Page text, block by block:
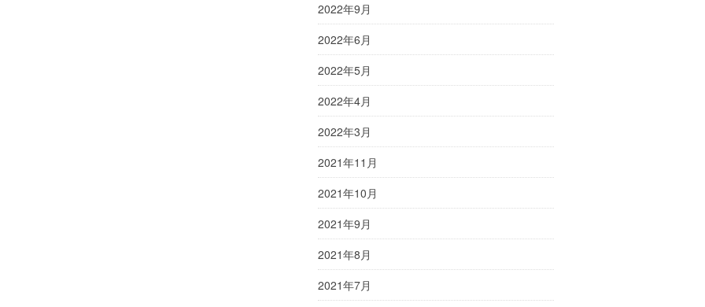
2022年9月
2022年6月
2022年5月
2022年4月
2022年3月
2021年11月
2021年10月
2021年9月
2021年8月
2021年7月